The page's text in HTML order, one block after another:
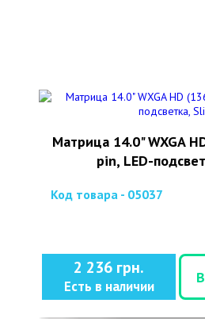
Матрица 14.0" WXGA
pin, LED-
Код товара - 05037
2 236 грн.
Есть в наличии